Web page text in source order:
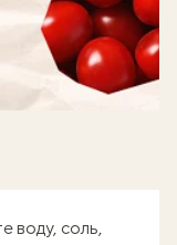
воду, соль,